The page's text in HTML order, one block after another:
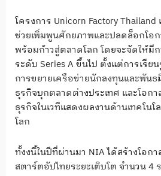
โครงการ Unicorn Factory
ช่วยเพิ่มพูนศักยภาพและปลดล็อกโอ
พร้อมก้าวสู่ตลาดโลก โดยจะจัดให้มี
ระดับ Series A ขึ้นไป ตั้งแต่การเรีย
การขยายเครือข่ายนักลงทุนและพันธ
ธุรกิจบุกตลาดต่างประเทศ และโอก
ธุรกิจในเวทีแสดงผลงานด้านเทคโน
โลก
ทั้งงนี้ในปีที่ผ่านมา NIA ได้สร้างโอก
สตาร์ตอัปไทยระยะเติบโต จำนวน 4